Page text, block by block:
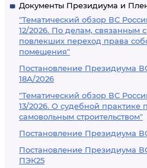
Документы Президиума и
"Тематический обзор ВС
12/2026. По делам, связанным
повлекших переход права
помещения"
Постановление Президиума
18А/2026
"Тематический обзор ВС
13/2026. О судебной практике
самовольным строительством"
Постановление Президиума
Постановление Президиума
ПЭК25